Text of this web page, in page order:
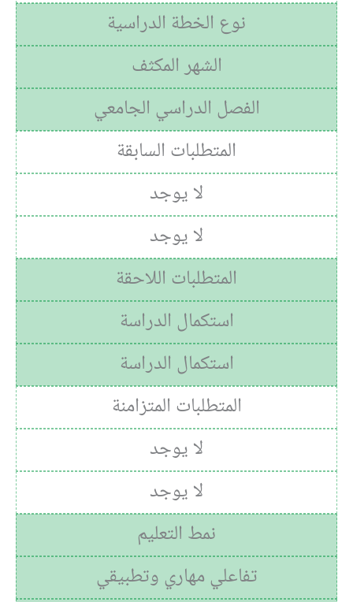
نوع الخطة الدراسية
الشهر المكثف
الفصل الدراسي الجامعي
المتطلبات السابقة
لا يوجد
لا يوجد
المتطلبات اللاحقة
استكمال الدراسة
استكمال الدراسة
المتطلبات المتزامنة
لا يوجد
لا يوجد
نمط التعليم
تفاعلي مهاري وتطبيقي